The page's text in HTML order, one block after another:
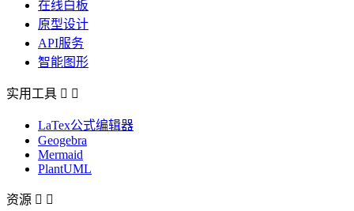
在线白板
原型设计
API服务
智能图形
实用工具  
LaTex公式编辑器
Geogebra
Mermaid
PlantUML
资源  